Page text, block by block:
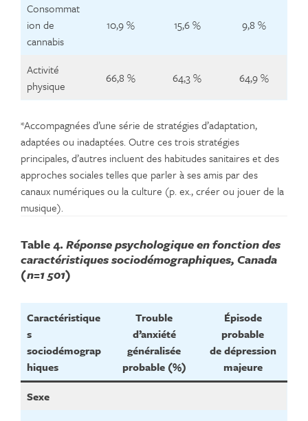
Consommat
ion de
cannabis
10,9 % 15,6 % 9,8 %
Activité
physique
66,8 % 64,3 % 64,9 %
*Accompagnées d’une série de stratégies d’adaptation,
adaptées ou inadaptées. Outre ces trois stratégies
principales, d’autres incluent des habitudes sanitaires et des
approches sociales telles que parler à ses amis par des
canaux numériques ou la culture (p. ex., créer ou jouer de la
musique).
Table 4.Réponse psychologique en fonction des
caractéristiques sociodémographiques, Canada
(n=1 501)
Caractéristique
s
sociodémograp
hiques
Trouble
d’anxiété
généralisée
probable (%)
Épisode
probable
de dépression
majeure
Sexe